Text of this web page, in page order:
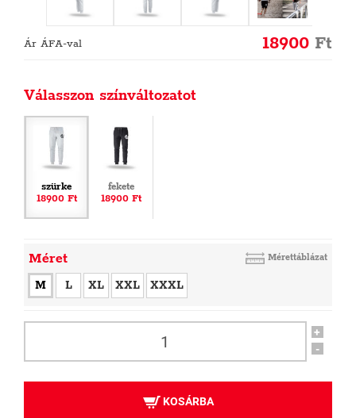
Ár ÁFA-val 18900 Ft
Válasszon színváltozatot
szürke
18900 Ft
fekete
18900 Ft
Méret Mérettáblázat
M L XL XXL XXXL
+
-
KOSÁRBA